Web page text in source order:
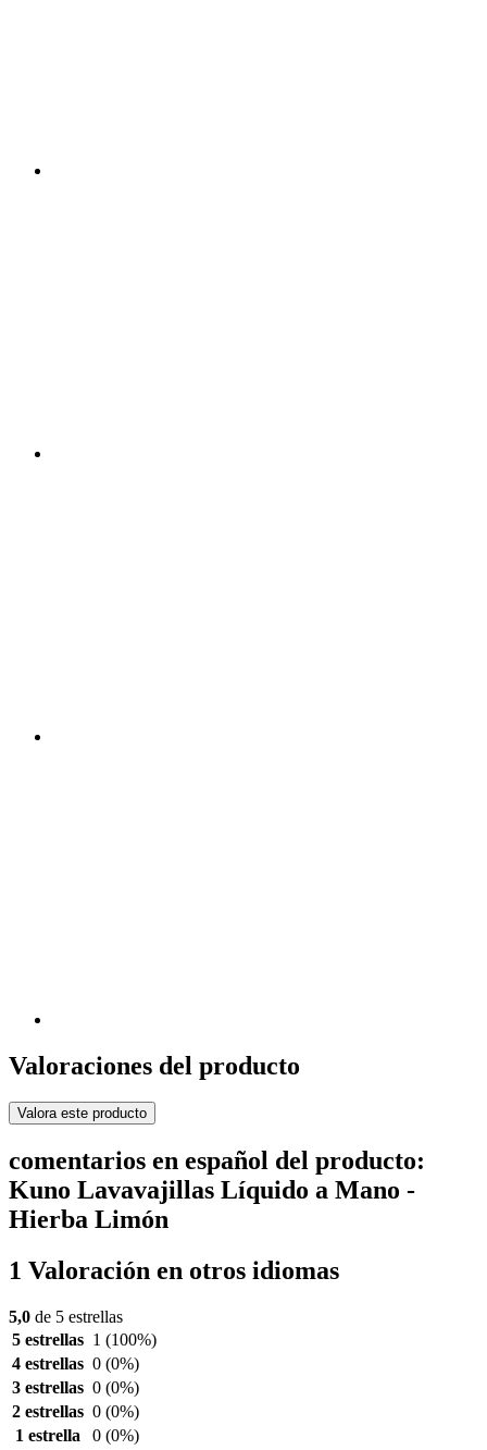
Valoraciones del producto
Valora este producto
comentarios en español del producto:
Kuno Lavavajillas Líquido a Mano -
Hierba Limón
1 Valoración en otros idiomas
5,0 de 5 estrellas
5 estrellas 1 (100%)
4 estrellas 0 (0%)
3 estrellas 0 (0%)
2 estrellas 0 (0%)
1 estrella
0 (0%)